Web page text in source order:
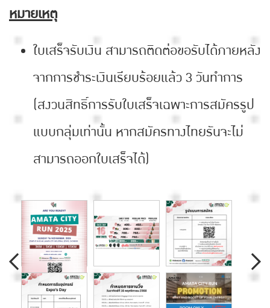
หมายเหตุ
ใบเสร็จรับเงิน สามารถติดต่อขอรับได้ภายหลัง
จากการชำระเงินเรียบร้อยแล้ว 3 วันทำการ
(สงวนสิทธิ์การรับใบเสร็จเฉพาะการสมัครรูป
แบบกลุ่มเท่านั้น หากสมัครทางไทยรันจะไม่
สามารถออกใบเสร็จได้)